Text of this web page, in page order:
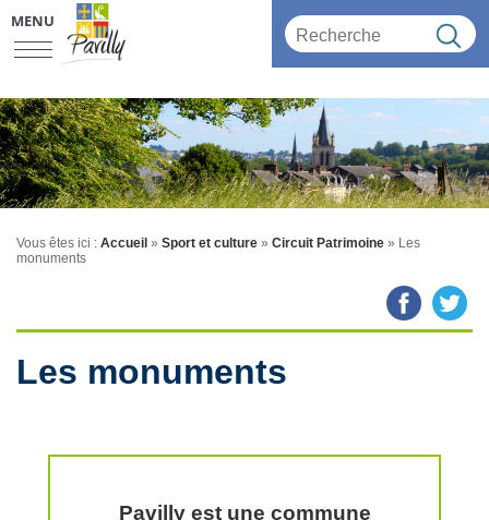
MENU
Vous êtes ici : Accueil » Sport et culture » Circuit Patrimoine » Les
monuments
Les monuments
Pavilly est une commune